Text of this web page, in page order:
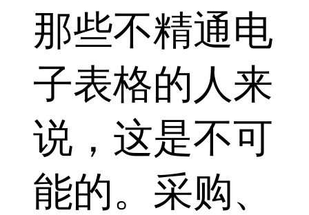
那些不精通电
子表格的人来
说，这是不可
能的。采购、